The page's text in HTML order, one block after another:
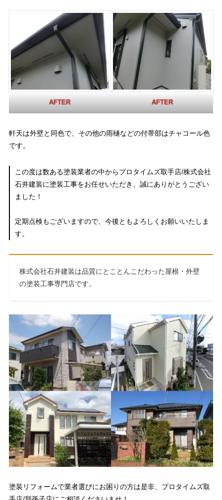
AFTER AFTER
軒天は外壁と同色で、その他の雨樋などの付帯部はチャコール色
です。
この度は数ある塗装業者の中からプロタイムズ取手店/株式会社
石井建装に塗装工事をお任せいただき、誠にありがとうござい
ました！
定期点検もございますので、今後ともよろしくお願いいたしま
す。
株式会社石井建装は品質にとことんこだわった屋根・外壁
の塗装工事専門店です。
塗装リフォームで業者選びにお困りの方は是非、プロタイムズ取